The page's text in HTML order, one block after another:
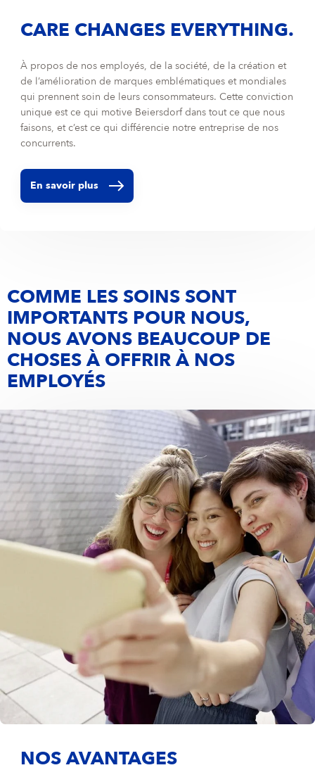
CARE CHANGES EVERYTHING.
À propos de nos employés, de la société, de la création et
de l’amélioration de marques emblématiques et mondiales
qui prennent soin de leurs consommateurs. Cette conviction
unique est ce qui motive Beiersdorf dans tout ce que nous
faisons, et c’est ce qui différencie notre entreprise de nos
concurrents.
En savoir plus
COMME LES SOINS SONT
IMPORTANTS POUR NOUS,
NOUS AVONS BEAUCOUP DE
CHOSES À OFFRIR À NOS
EMPLOYÉS
NOS AVANTAGES